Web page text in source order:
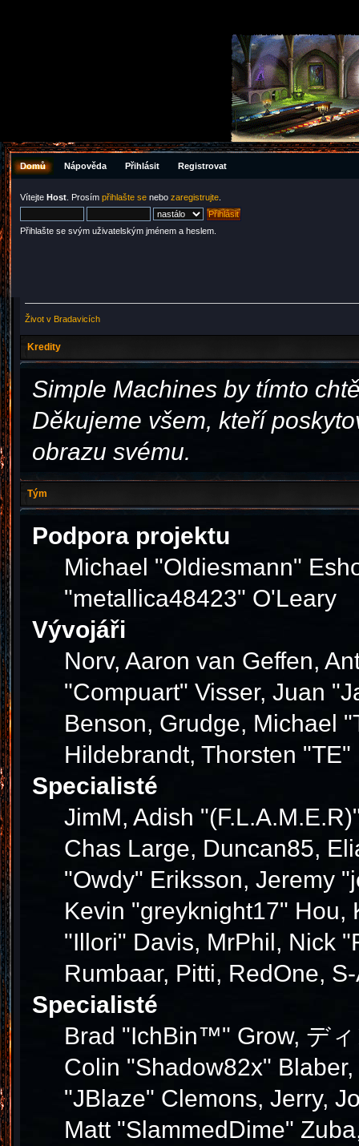
Domů Nápověda Přihlásit Registrovat
Vítejte Host . Prosím přihlašte se nebo zaregistrujte
Přihlašte se svým uživatelským jménem a heslem.
Život v Bradavicích
Kredity
Simple Machines by tímto
Děkujeme všem, kteří
obrazu svému.
Tým
Podpora projektu
Michael "Oldiesmann"
"metallica48423" O'Leary
Vývojáři
Norv, Aaron van Geffen,
"Compuart" Visser, Juan
Benson, Grudge, Michael
Hildebrandt, Thorsten
Specialisté
JimM, Adish
Chas Large, Duncan85,
"Owdy" Eriksson, Jeremy
Kevin "greyknight17" Hou,
"Illori" Davis, MrPhil, Nick
Rumbaar, Pitti, RedOne,
Specialisté
Brad "IchBin™" Grow, デ
Colin "Shadow82x"
"JBlaze" Clemons, Jerry,
Matt "SlammedDime"